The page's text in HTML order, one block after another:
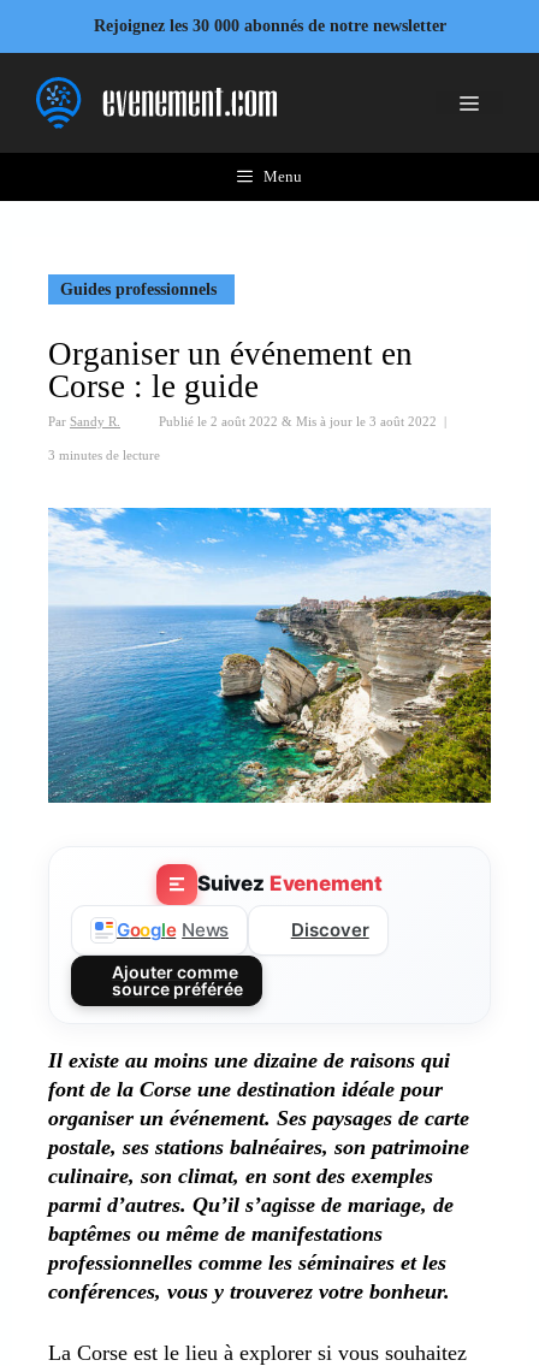
contenu
Rejoignez les 30 000 abonnés de notre newsletter
Menu
Menu
Guides professionnels
Organiser un événement en
Corse : le guide
Par Sandy R. Publié le 2 août 2022 & Mis à jour le 3 août 2022 |
3 minutes de lecture
Suivez Evenement
Google News Discover
Ajouter comme
source préférée
Il existe au moins une dizaine de raisons qui
font de la Corse une destination idéale pour
organiser un événement. Ses paysages de carte
postale, ses stations balnéaires, son patrimoine
culinaire, son climat, en sont des exemples
parmi d’autres. Qu’il s’agisse de mariage, de
baptêmes ou même de manifestations
professionnelles comme les séminaires et les
conférences, vous y trouverez votre bonheur.
La Corse est le lieu à explorer si vous souhaitez